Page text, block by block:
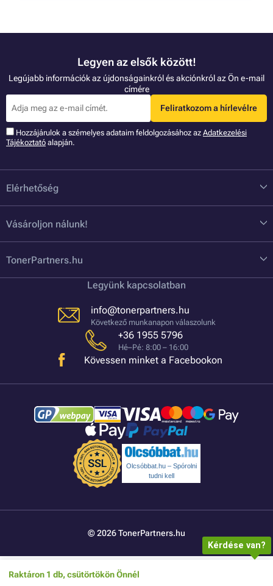
Raktáron 1 db, csütörtökön Önnél
Legyen az elsők között!
Legújabb információk az újdonságainkról és akciónkról az Ön e-mail
címére
Feliratkozom a hírlevélre
Hozzájárulok a szémelyes adataim feldolgozásához az Adatkezelési
Tájékoztató alapján.
Elérhetőség
Vásároljon nálunk!
TonerPartners.hu
Legyünk kapcsolatban
info@tonerpartners.hu
Következő munkanapon válaszolunk
+36 1955 5796
Hé–Pé: 8:00 – 16:00
Kövessen minket a Facebookon
Olcsóbbat.hu – Spórolni
tudni kell
© 2026 TonerPartners.hu
Kérdése van?